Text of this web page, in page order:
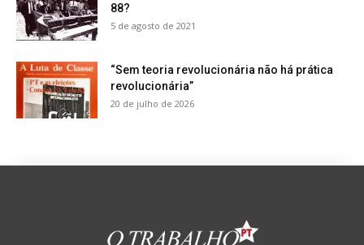
88?
5 de agosto de 2021
“Sem teoria revolucionária não há prática
revolucionária”
20 de julho de 2026